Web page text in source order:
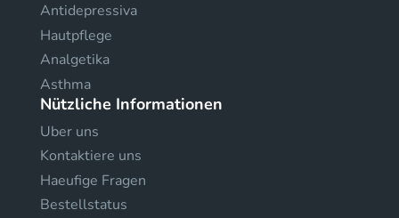
Antidepressiva
Hautpflege
Analgetika
Asthma
Nützliche Informationen
Uber uns
Kontaktiere uns
Haeufige Fragen
Bestellstatus